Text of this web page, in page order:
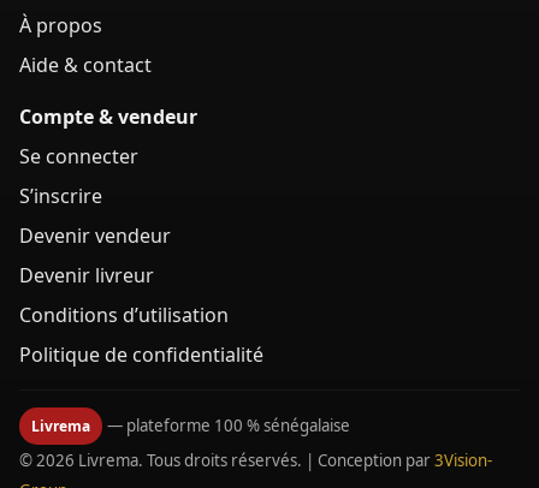
À propos
Aide & contact
Compte & vendeur
Se connecter
S’inscrire
Devenir vendeur
Devenir livreur
Conditions d’utilisation
Politique de confidentialité
Livrema
— plateforme 100 % sénégalaise
© 2026 Livrema. Tous droits réservés. | Conception par3Vision-